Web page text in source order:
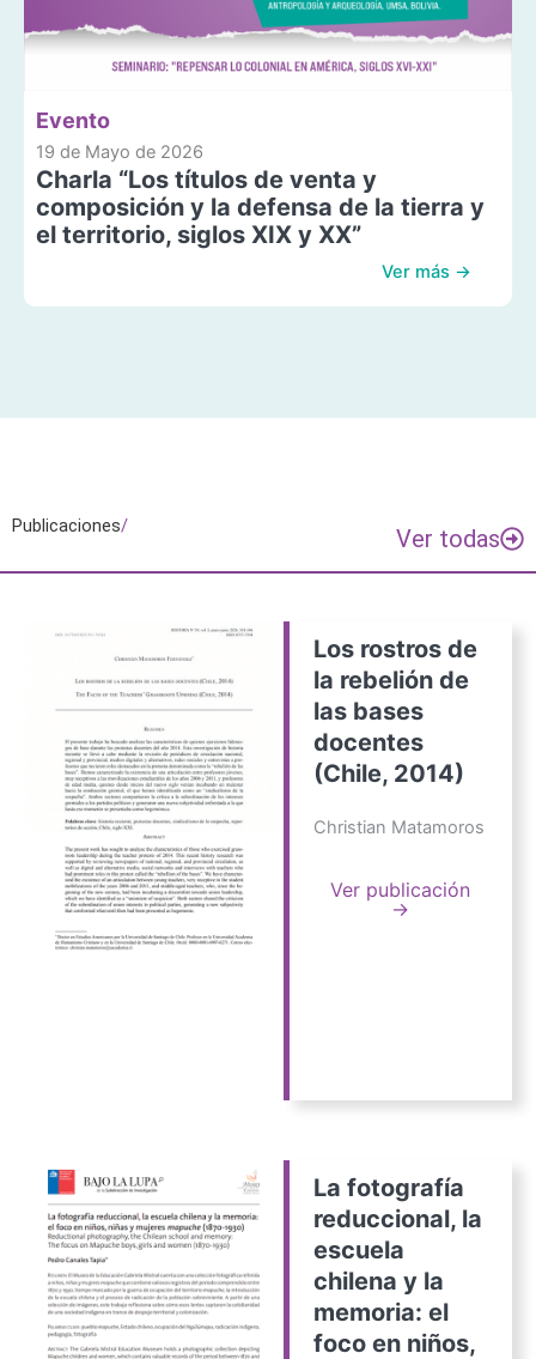
Evento
19 de Mayo de 2026
Charla “Los títulos de venta y
composición y la defensa de la tierra y
el territorio, siglos XIX y XX”
Ver más →
Publicaciones/ Ver todas
Los rostros de
la rebelión de
las bases
docentes
(Chile, 2014)
Christian Matamoros
Ver publicación
→
La fotografía
reduccional, la
escuela
chilena y la
memoria: el
foco en niños,